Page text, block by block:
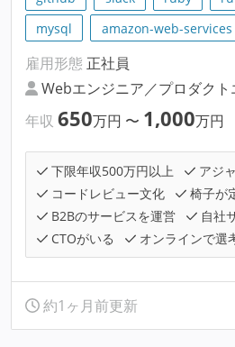
mysql
amazon-web-services
雇用形態 正社員
Webエンジニア／プロダクト
年収 650万円 〜 1,000万円
下限年収500万円以上
アジ
コードレビュー文化
椅子が
B2Bのサービスを運営
自社
CTOがいる
オンラインで選
約1ヶ月前更新